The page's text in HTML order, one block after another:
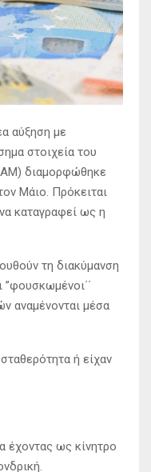
αύξηση με
στοιχεία του
διαμορφώθηκε
Μάιο. Πρόκειται
καταγραφεί ως η
τη διακύμανση
αναμένονται μέσα
ή είχαν
έχοντας ως κίνητρο